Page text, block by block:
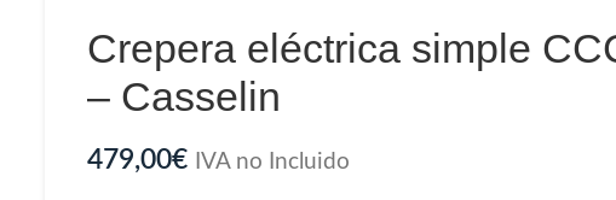
Crepera eléctrica simple
– Casselin
479,00€ IVA no Incluido